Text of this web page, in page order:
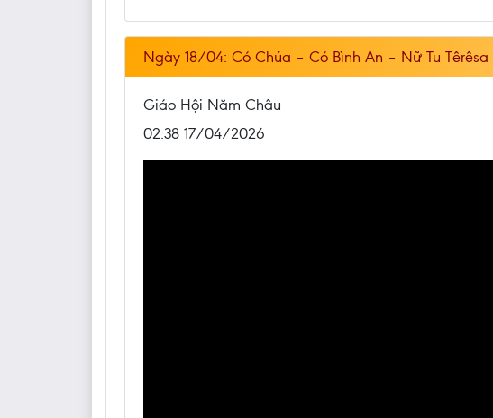
Ngày 18/04: Có Chúa – Có Bình An – Nữ Tu
Giáo Hội Năm Châu
02:38 17/04/2026